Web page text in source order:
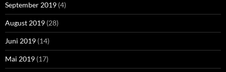
September 2019 (4)
August 2019 (28)
Juni 2019 (14)
Mai 2019 (17)